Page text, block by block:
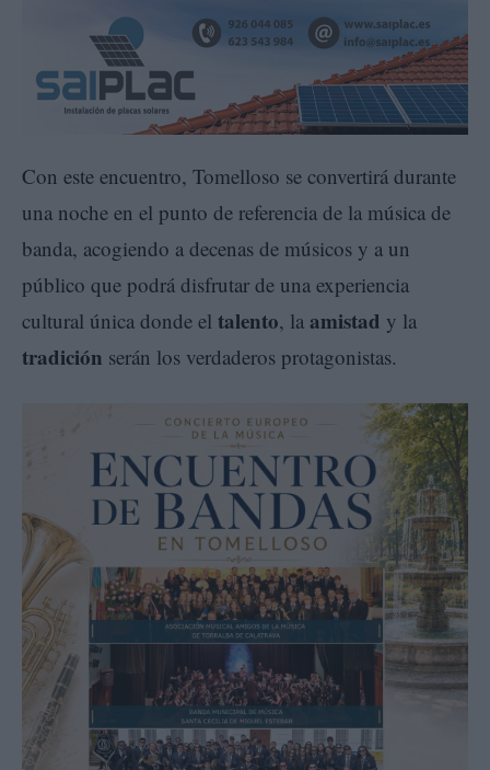
Con este encuentro, Tomelloso se convertirá durante
una noche en el punto de referencia de la música de
banda, acogiendo a decenas de músicos y a un
público que podrá disfrutar de una experiencia
cultural única donde el talento, la amistad y la
tradición serán los verdaderos protagonistas.